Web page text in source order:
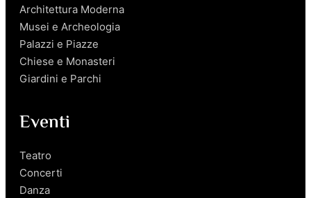
Architettura Moderna
Musei e Archeologia
Palazzi e Piazze
Chiese e Monasteri
Giardini e Parchi
Eventi
Teatro
Concerti
Danza